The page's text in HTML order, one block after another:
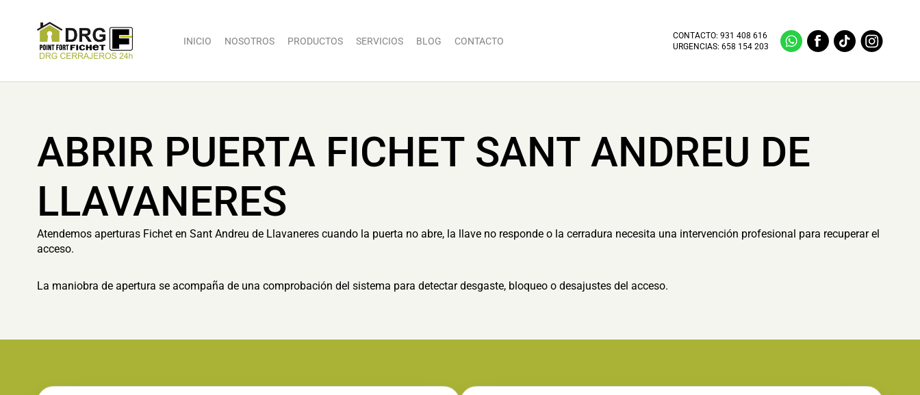
INICIO NOSOTROS PRODUCTOS SERVICIOS BLOG CONTACTO
CONTACTO:931 408 616
URGENCIAS:658 154 203
ABRIR PUERTA FICHET SANT ANDREU DE
LLAVANERES
Atendemos aperturas Fichet en Sant Andreu de Llavaneres cuando la puerta no abre, la llave no responde o la cerradura necesita una intervención profesional para recuperar el
acceso.
La maniobra de apertura se acompaña de una comprobación del sistema para detectar desgaste, bloqueo o desajustes del acceso.